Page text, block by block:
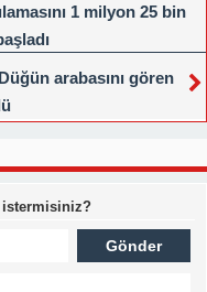
1 milyon 25 bin
arabasını gören
istermisiniz?